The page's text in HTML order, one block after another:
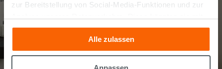
zur Bereitstellung von Social-Media-Funktionen und zur
anderen Informationen, die Sie ihnen geliefert haben oder
die sie aufgrund Ihrer Verwendung ihrer Dienste
gesammelt haben, kombinieren. Falls Sie mehr wissen
möchten oder Ihre Zustimmung zu allen oder einigen
Alle zulassen